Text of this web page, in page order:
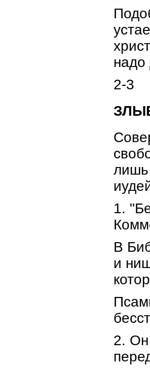
надо
2-3
лишь
1.
В
и
2.